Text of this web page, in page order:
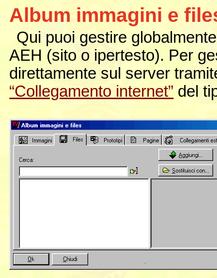
Album immagini e
Qui puoi gestire
AEH (sito o ipertesto). Per
direttamente sul server
“Collegamento internet” del